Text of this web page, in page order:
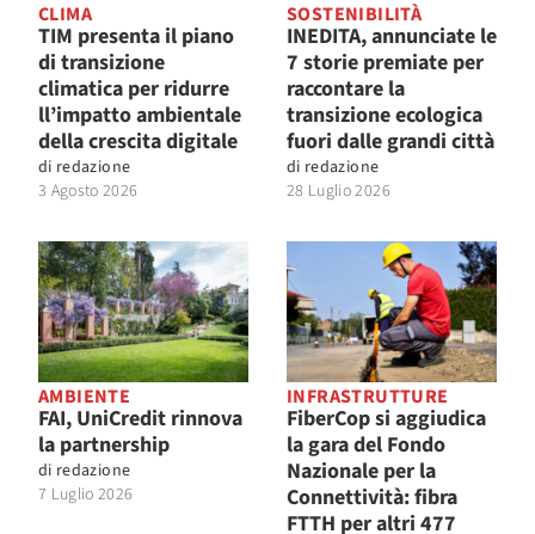
CLIMA
TIM presenta il piano
di transizione
climatica per ridurre
ll’impatto ambientale
della crescita digitale
di redazione
3 Agosto 2026
SOSTENIBILITÀ
INEDITA, annunciate le
7 storie premiate per
raccontare la
transizione ecologica
fuori dalle grandi città
di redazione
28 Luglio 2026
AMBIENTE
FAI, UniCredit rinnova
la partnership
di redazione
7 Luglio 2026
INFRASTRUTTURE
FiberCop si aggiudica
la gara del Fondo
Nazionale per la
Connettività: fibra
FTTH per altri 477